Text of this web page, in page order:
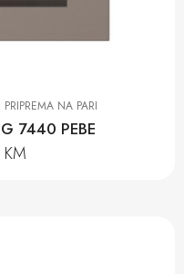
PRIPREMA NA PARI
7440 PEBE
KM